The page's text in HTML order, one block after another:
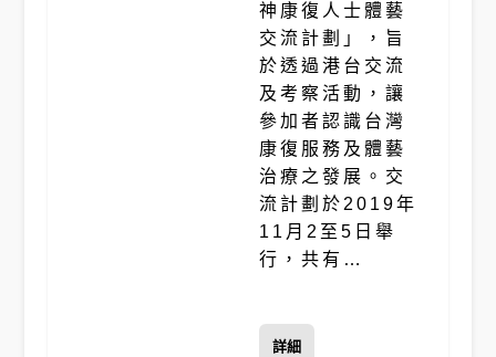
神康復人士體藝
交流計劃」，旨
於透過港台交流
及考察活動，讓
參加者認識台灣
康復服務及體藝
治療之發展。交
流計劃於2019年
11月2至5日舉
行，共有…
詳細